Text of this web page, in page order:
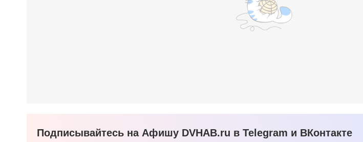
Подписывайтесь на Афишу DVHAB.ru в Telegram и ВКонтакте